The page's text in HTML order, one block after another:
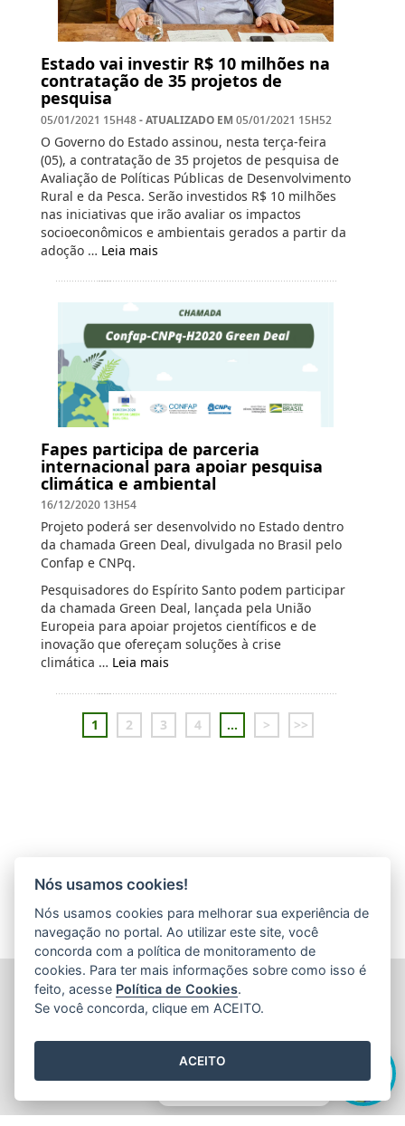
Estado vai investir R$ 10 milhões na
contratação de 35 projetos de
pesquisa
05/01/2021 15H48- ATUALIZADO EM 05/01/2021 15H52
O Governo do Estado assinou, nesta terça-feira
(05), a contratação de 35 projetos de pesquisa de
Avaliação de Políticas Públicas de Desenvolvimento
Rural e da Pesca. Serão investidos R$ 10 milhões
nas iniciativas que irão avaliar os impactos
socioeconômicos e ambientais gerados a partir da
adoção … Leia mais
Fapes participa de parceria
internacional para apoiar pesquisa
climática e ambiental
16/12/2020 13H54
Projeto poderá ser desenvolvido no Estado dentro
da chamada Green Deal, divulgada no Brasil pelo
Confap e CNPq.
Pesquisadores do Espírito Santo podem participar
da chamada Green Deal, lançada pela União
Europeia para apoiar projetos científicos e de
inovação que ofereçam soluções à crise
climática … Leia mais
1 2 3 4 ... > >>
Olá! Sou a
como posso te ajudar hoje?
FUNDAÇÃO DE AMPARO À PESQUISA E INOVAÇÃO DO
ESPÍRITO SANTO (FAPES)
CEP: 29066-380 - Vitória / ES
Tel.: 27 3636 1850
Nós usamos cookies!
Nós usamos cookies para melhorar sua experiência de
navegação no portal. Ao utilizar este site, você
concorda com a política de monitoramento de
cookies. Para ter mais informações sobre como isso é
feito, acesse Política de Cookies.
Se você concorda, clique em ACEITO.
ACEITO